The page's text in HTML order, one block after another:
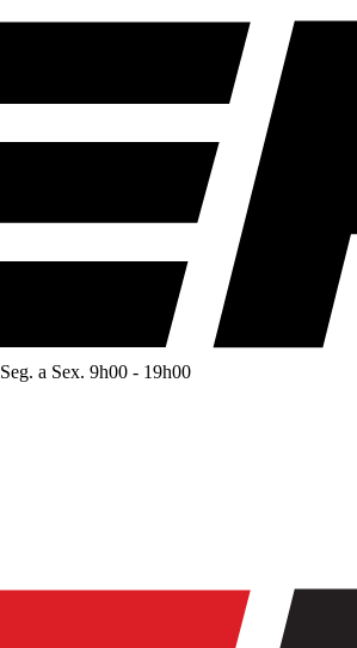
Seg. a Sex. 9h00 - 19h00